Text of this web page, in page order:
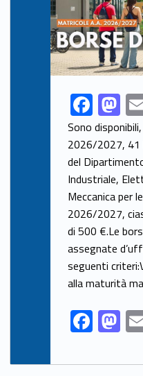
Link identifier share facebook archive #share-link-archive-45756F
ac
e
b
o
o
k
M
as
to
d
o
n
Sono
2026/2027, 41
del
Industriale,
Meccanica per
2026/2027,
di 500 €.Le
assegnate
seguenti
alla maturità
F
ac
e
M
as
to